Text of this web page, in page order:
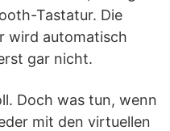
Tastatur. Die
wird automatisch
gar nicht.
Doch was tun, wenn
mit den virtuellen